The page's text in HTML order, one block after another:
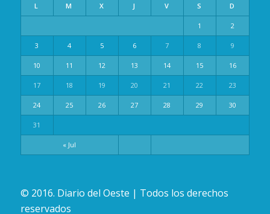
L M X J V S D
« Jul
1 2
3 4 5 6 7 8 9
10 11 12 13 14 15 16
17 18 19 20 21 22 23
24 25 26 27 28 29 30
31
© 2016. Diario del Oeste | Todos los derechos
reservados